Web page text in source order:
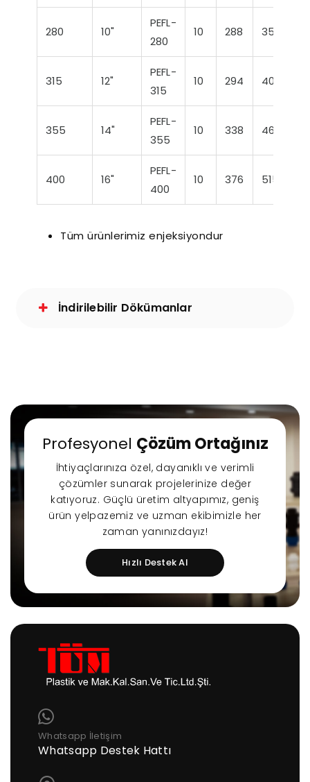
280 10"
PEFL-
280
10 288 350
315 12"
PEFL-
315
10 294 400
355 14"
PEFL-
355
10 338 460
400 16"
PEFL-
400
10 376 515
Tüm ürünlerimiz enjeksiyondur
İndirilebilir Dökümanlar
Profesyonel Çözüm Ortağınız
İhtiyaçlarınıza özel, dayanıklı ve verimli
çözümler sunarak projelerinize değer
katıyoruz. Güçlü üretim altyapımız, geniş
ürün yelpazemiz ve uzman ekibimizle her
zaman yanınızdayız!
Hızlı Destek Al
Whatsapp İletişim
Whatsapp Destek Hattı